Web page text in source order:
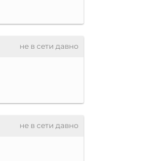
не в сети давно
не в сети давно